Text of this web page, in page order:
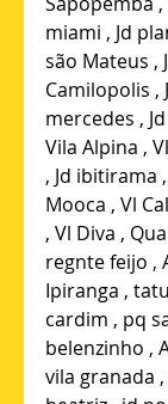
miami , Jd
são Mateus ,
Camilopolis ,
mercedes ,
Vila Alpina ,
, Jd ibitirama
Mooca , Vl
, Vl Diva ,
regnte feijo ,
Ipiranga ,
cardim , pq
belenzinho ,
vila granada